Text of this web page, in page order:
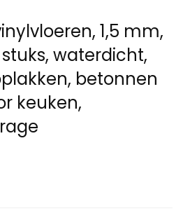
1,5 mm,
waterdicht,
betonnen
keuken,